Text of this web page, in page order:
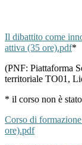
Il dibattito come
attiva (35 ore).pdf*
(PNF: Piattaforma
territoriale TO01,
* il corso non è
Corso di
ore).pdf